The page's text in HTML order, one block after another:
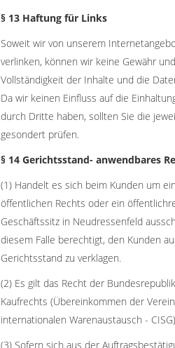
§ 13 Haftung für Links
Soweit wir von unserem
verlinken, können wir keine Gewähr
Vollständigkeit der Inhalte und die
Da wir keinen Einfluss auf die
durch Dritte haben, sollten Sie die
gesondert prüfen.
§ 14 Gerichtsstand- anwendbares
(1) Handelt es sich beim Kunden um
öffentlichen Rechts oder ein
Geschäftssitz in Neudressenfeld
diesem Falle berechtigt, den Kunden
Gerichtsstand zu verklagen.
(2) Es gilt das Recht der
Kaufrechts (Übereinkommen der
internationalen Warenaustausch -
(3) Sofern sich aus der